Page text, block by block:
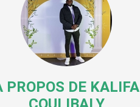
PROPOS DE KALIFA